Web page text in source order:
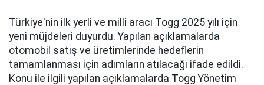
Türkiye'nin ilk yerli ve milli aracı Togg 2025 yılı için
yeni müjdeleri duyurdu. Yapılan açıklamalarda
otomobil satış ve üretimlerinde hedeflerin
tamamlanması için adımların atılacağı ifade edildi.
Konu ile ilgili yapılan açıklamalarda Togg Yönetim